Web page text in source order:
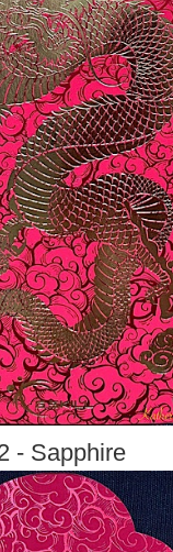
- Sapphire